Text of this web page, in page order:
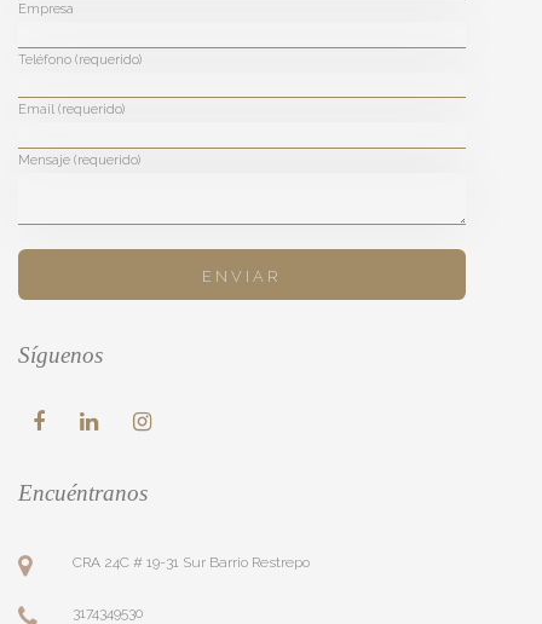
Empresa
Teléfono (requerido)
Email (requerido)
Mensaje (requerido)
Síguenos
Encuéntranos
CRA 24C # 19-31 Sur Barrio Restrepo
3174349530